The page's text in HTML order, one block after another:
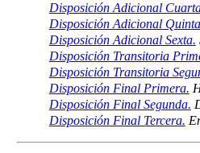
Disposición Adicional
Disposición Adicional
Disposición Adicional Sexta.
Disposición Transitoria
Disposición Transitoria
Disposición Final Primera.
Disposición Final Segunda.
Disposición Final Tercera.